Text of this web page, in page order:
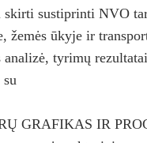
skirti sustiprinti NVO
žemės ūkyje ir
analizė, tyrimų
GRAFIKAS IR